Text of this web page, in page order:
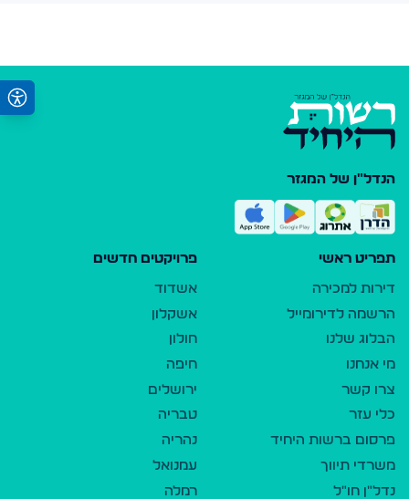
הנדל"ן של המגזר
תפריט ראשי
דירות למכירה
הרשמה לדירומייל
הבלוג שלנו
מי אנחנו
צרו קשר
כלי עזר
פרסום ברשות היחיד
משרדי תיווך
נדל"ן חו"ל
פרויקטים חדשים
אשדוד
אשקלון
חולון
חיפה
ירושלים
טבריה
נהריה
עמנואל
רמלה